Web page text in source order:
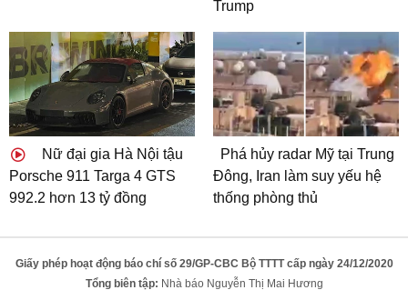
Trump
Nữ đại gia Hà Nội tậu
Porsche 911 Targa 4 GTS
992.2 hơn 13 tỷ đồng
Phá hủy radar Mỹ tại Trung
Đông, Iran làm suy yếu hệ
thống phòng thủ
Giấy phép hoạt động báo chí số 29/GP-CBC Bộ TTTT cấp ngày 24/12/2020
Tổng biên tập: Nhà báo Nguyễn Thị Mai Hương